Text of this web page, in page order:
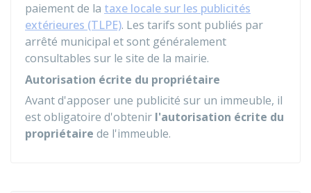
paiement de la taxe locale sur les publicités
extérieures (TLPE). Les tarifs sont publiés par
arrêté municipal et sont généralement
consultables sur le site de la mairie.
Autorisation écrite du propriétaire
Avant d'apposer une publicité sur un immeuble, il
est obligatoire d'obtenir l'autorisation écrite du
propriétaire de l'immeuble.